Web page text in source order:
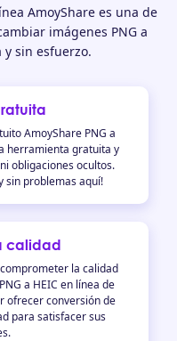
AmoyShare es una de
imágenes PNG a
y sin esfuerzo.
AmoyShare PNG a
herramienta gratuita y
obligaciones ocultos.
sin problemas aquí!
calidad
la calidad
a HEIC en línea de
ofrecer conversión de
para satisfacer sus